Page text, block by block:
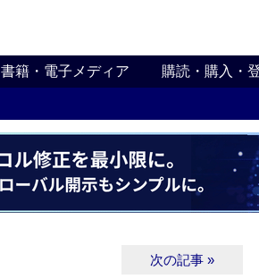
書籍・電子メディア 購読・購入・
次の記事 »